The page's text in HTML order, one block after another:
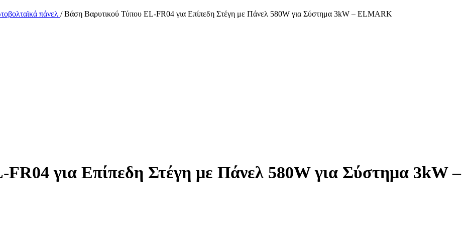
πάνελ / Βάση Βαρυτικού Τύπου EL-FR04 για Επίπεδη Στέγη με Πάνελ 580W για Σύστημα 3kW – ELMARK
για Επίπεδη Στέγη με Πάνελ 580W για Σύστημα 3kW –